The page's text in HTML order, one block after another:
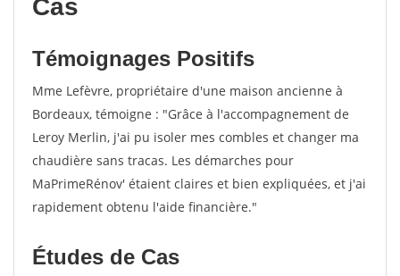
Cas
Témoignages Positifs
Mme Lefèvre, propriétaire d'une maison ancienne à
Bordeaux, témoigne : "Grâce à l'accompagnement de
Leroy Merlin, j'ai pu isoler mes combles et changer ma
chaudière sans tracas. Les démarches pour
MaPrimeRénov' étaient claires et bien expliquées, et j'ai
rapidement obtenu l'aide financière."
Études de Cas